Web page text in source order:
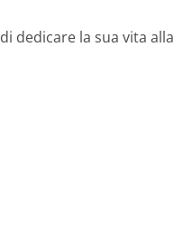
dedicare la sua vita alla